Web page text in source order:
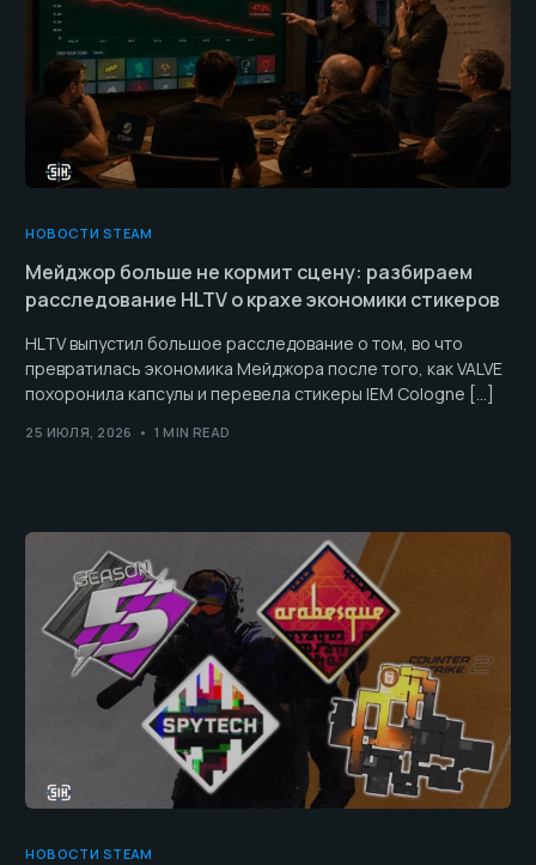
НОВОСТИ STEAM
Мейджор больше не кормит сцену: разбираем
расследование HLTV о крахе экономики стикеров
HLTV выпустил большое расследование о том, во что
превратилась экономика Мейджора после того, как VALVE
похоронила капсулы и перевела стикеры IEM Cologne […]
25 ИЮЛЯ, 2026 1 MIN READ
НОВОСТИ STEAM